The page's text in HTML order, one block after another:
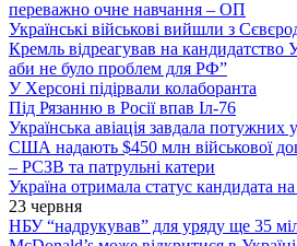
переважно очне навчання – ОП
Українські військові вийшли з
Кремль відреагував на кандидатство
аби не було проблем для РФ”
У Херсоні підірвали колаборанта
Під Рязанню в Росії впав Іл-76
Українська авіація завдала потужних
США надають $450 млн військової
– РСЗВ та патрульні катери
Україна отримала статус кандидата
23 червня
НБУ “надрукував” для уряду ще 35